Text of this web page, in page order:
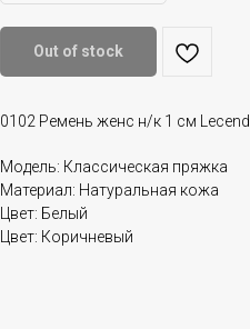
Out of stock
0102 Ремень женс н/к 1 см Lecend
Модель: Классическая пряжка
Материал: Натуральная кожа
Цвет: Белый
Цвет: Коричневый